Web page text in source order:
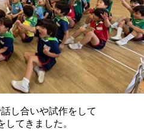
し合いや試作をして
してきました。